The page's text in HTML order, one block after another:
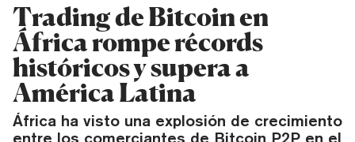
Trading de Bitcoin en
África rompe récords
históricos y supera a
América Latina
África ha visto una explosión de crecimiento
entre los comerciantes de Bitcoin P2P en el